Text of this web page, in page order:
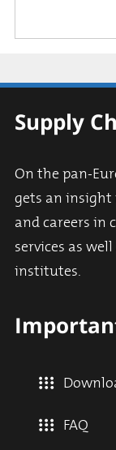
Supply
On the pan-
gets an insight
and careers in
services as
institutes.
FAQ